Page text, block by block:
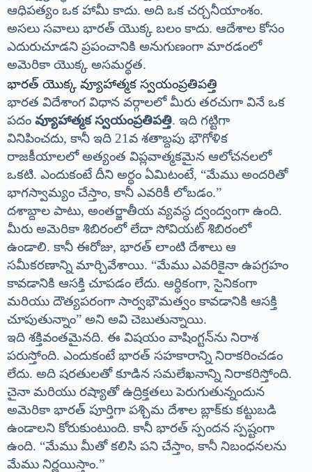
ఆధిపత్యం ఒక హామీ కాదు. అది ఒక చర్చనీయాంశం.
అసలు సవాలు భారత్ యొక్క బలం కాదు. ఆదేశాల కోసం
ఎదురుచూడని ప్రపంచానికి అనుగుణంగా మారడంలో
అమెరికా యొక్క అసమర్థత.
భారత్ యొక్క వ్యూహాత్మక స్వయంప్రతిపత్తి
భారత విదేశాంగ విధాన వర్గాలలో మీరు తరచుగా వినే ఒక
పదం వ్యూహాత్మక స్వయంప్రతిపత్తి. ఇది గట్టిగా
వినిపించదు, కానీ ఇది 21వ శతాబ్దపు భౌగోళిక
రాజకీయాలలో అత్యంత విప్లవాత్మకమైన ఆలోచనలలో
ఒకటి. ఎందుకంటే దీని అర్థం ఏమిటంటే, “మేము అందరితో
భాగస్వామ్యం చేస్తాం, కానీ ఎవరికీ లోబడం.”
దశాబ్దాల పాటు, అంతర్జాతీయ వ్యవస్థ ద్వంద్వంగా ఉంది.
మీరు అమెరికా శిబిరంలో లేదా సోవియట్ శిబిరంలో
ఉండాలి. కానీ ఈరోజు, భారత్ లాంటి దేశాలు ఆ
సమీకరణాన్ని మార్చివేశాయి. “మేము ఎవరికైనా ఉపగ్రహం
కావడానికి ఆసక్తి చూపడం లేదు. ఆర్థికంగా, సైనికంగా
మరియు దౌత్యపరంగా సార్వభౌమత్వం కావడానికి ఆసక్తి
చూపుతున్నాం” అని అవి చెబుతున్నాయి.
ఇది శక్తివంతమైనది. ఈ విషయం వాషింగ్టన్‌ను నిరాశ
పరుస్తోంది. ఎందుకంటే భారత్ సహకారాన్ని నిరాకరించడం
లేదు. అది షరతులతో కూడిన సమలేఖనాన్ని నిరాకరిస్తోంది.
చైనా మరియు రష్యాతో ఉద్రిక్తతలు పెరుగుతున్నందున
అమెరికా భారత్ పూర్తిగా పశ్చిమ దేశాల బ్లాక్‌కు కట్టుబడి
ఉండాలని కోరుకుంటుంది. కానీ భారత్ స్పందన స్పష్టంగా
ఉంది. “మేము మీతో కలిసి పని చేస్తాం, కానీ నిబంధనలను
మేము నిర్ణయిస్తాం.”